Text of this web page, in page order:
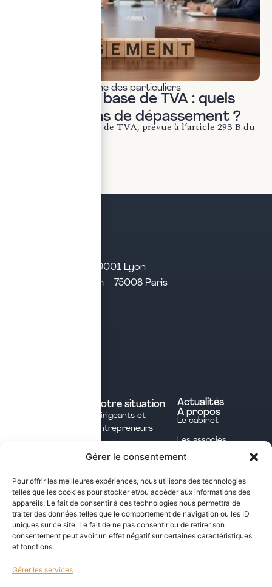
Gérer le consentement
Pour offrir les meilleures expériences, nous utilisons des technologies
telles que les cookies pour stocker et/ou accéder aux informations des
appareils. Le fait de consentir à ces technologies nous permettra de
traiter des données telles que le comportement de navigation ou les ID
uniques sur ce site. Le fait de ne pas consentir ou de retirer son
consentement peut avoir un effet négatif sur certaines caractéristiques
et fonctions.
Gérer les services
Fiscalité & patrimoine des particuliers
Franchise en base de TVA : quels
risques en cas de dépassement ?
La franchise en base de TVA, prévue à l’article 293 B du
21 rue d’Algérie – 69001 Lyon
31 rue d’Amsterdam – 75008 Paris
Courtage en
assurances
Votre situation
Dirigeants et
Entrepreneurs
Libérales
International
Actualités
À propos
Le cabinet
Les associés
L'équipe
Notre méthode
Les opportunités fiscales à saisir dans notre
newsletter mensuelle